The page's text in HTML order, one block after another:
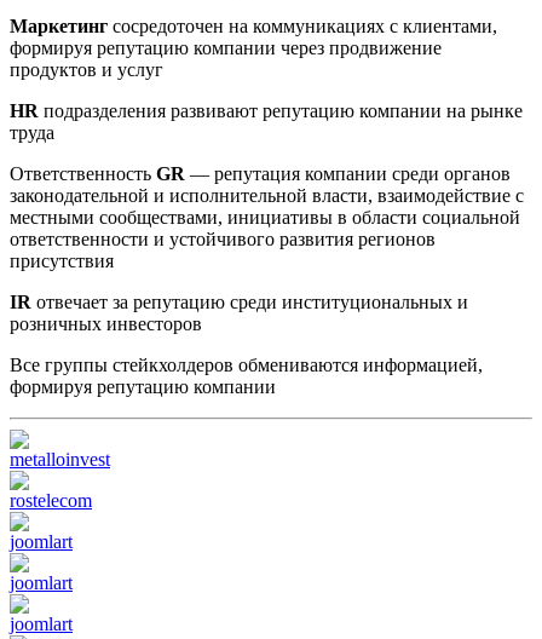
Маркетинг сосредоточен на коммуникациях с клиентами,
формируя репутацию компании через продвижение
продуктов и услуг
HR подразделения развивают репутацию компании на рынке
труда
Ответственность GR — репутация компании среди органов
законодательной и исполнительной власти, взаимодействие с
местными сообществами, инициативы в области социальной
ответственности и устойчивого развития регионов
присутствия
IR отвечает за репутацию среди институциональных и
розничных инвесторов
Все группы стейкхолдеров обмениваются информацией,
формируя репутацию компании